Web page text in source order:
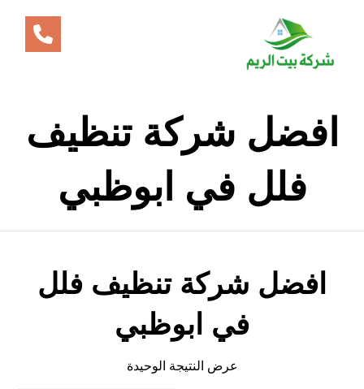
افضل شركة تنظيف
فلل في ابوظبي
افضل شركة تنظيف فلل
في ابوظبي
عرض النتيجة الوحيدة